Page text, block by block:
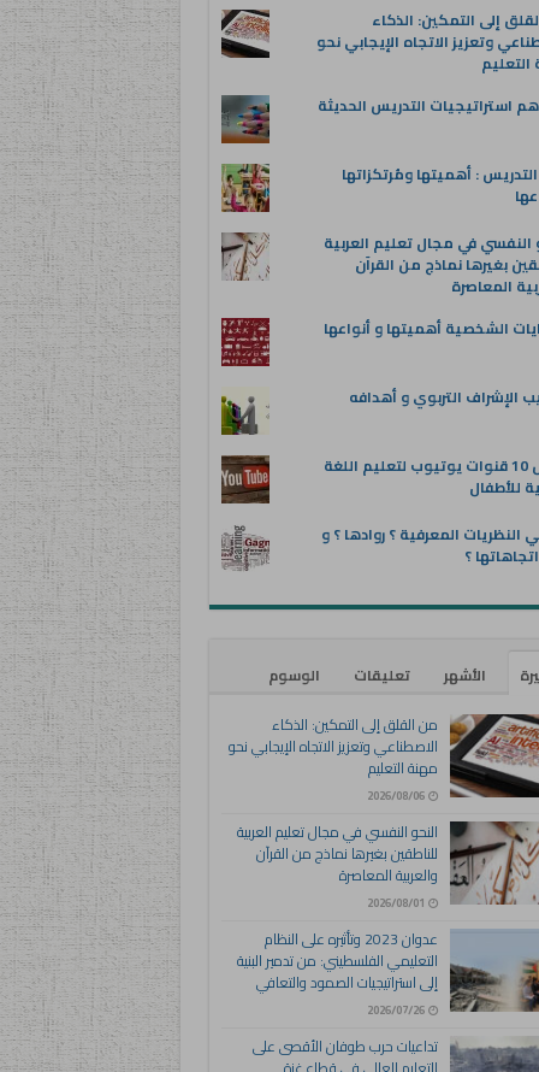
إلى التمكين: الذكاء
وتعزيز الاتجاه الإيجابي نحو
استراتيجيات التدريس الحديثة
: أهميتها ومُرتكزاتها
النفسي في مجال تعليم العربية
بغيرها نماذج من القرآن
المعاصرة
الشخصية أهميتها و أنواعها
الإشراف التربوي و أهدافه
أفضل 10 قنوات يوتيوب لتعليم اللغة
للأطفال
النظريات المعرفية ؟ روادها ؟ و
؟
الأشهر تعليقات
الوسوم
من القلق إلى التمكين: الذكاء
الاصطناعي وتعزيز الاتجاه الإيجابي نحو
مهنة التعليم
2026/08/06
النحو النفسي في مجال تعليم العربية
للناطقين بغيرها نماذج من القرآن
والعربية المعاصرة
2026/08/01
عدوان 2023 وتأثيره على النظام
التعليمي الفلسطيني: من تدمير البنية
إلى استراتيجيات الصمود والتعافي
2026/07/26
تداعيات حرب طوفان الأقصى على